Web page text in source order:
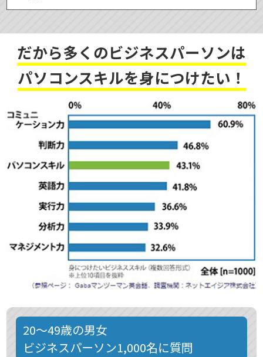
だから多くのビジネスパーソンは
パソコンスキルを身につけたい！
20～49歳の男女
ビジネスパーソン1,000名に質問